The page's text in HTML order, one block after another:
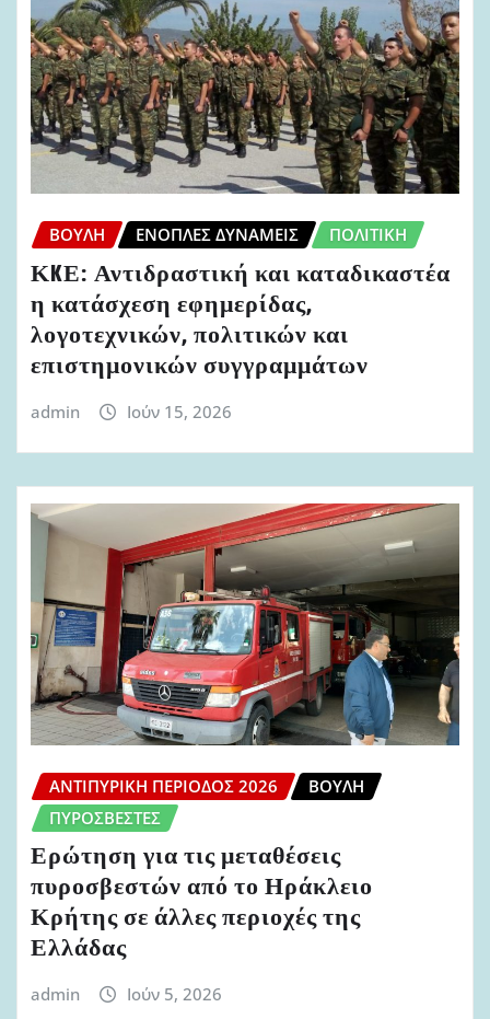
ΒΟΥΛΉ ΈΝΟΠΛΕΣ ΔΥΝΆΜΕΙΣ ΠΟΛΙΤΙΚΉ
ΚKΕ: Αντιδραστική και καταδικαστέα
η κατάσχεση εφημερίδας,
λογοτεχνικών, πολιτικών και
επιστημονικών συγγραμμάτων
admin Ιούν 15, 2026
ΑΝΤΙΠΥΡΙΚΉ ΠΕΡΊΟΔΟΣ 2026
ΒΟΥΛΉ
ΠΥΡΟΣΒΈΣΤΕΣ
Ερώτηση για τις μεταθέσεις
πυροσβεστών από το Ηράκλειο
Κρήτης σε άλλες περιοχές της
Ελλάδας
admin Ιούν 5, 2026